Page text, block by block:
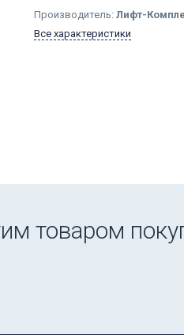
Производитель: Лифт-
Все характеристики
товаром